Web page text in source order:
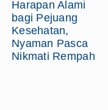
Harapan Alami
bagi Pejuang
Kesehatan,
Nyaman Pasca
Nikmati Rempah